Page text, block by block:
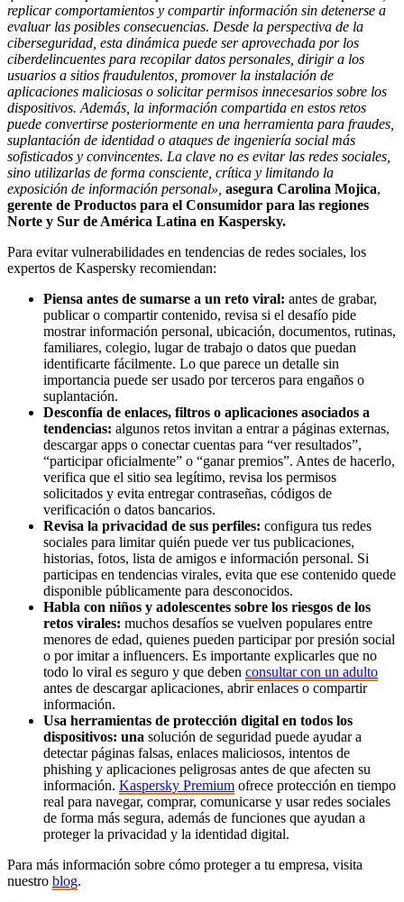
replicar comportamientos y compartir información sin detenerse a
evaluar las posibles consecuencias. Desde la perspectiva de la
ciberseguridad, esta dinámica puede ser aprovechada por los
ciberdelincuentes para recopilar datos personales, dirigir a los
usuarios a sitios fraudulentos, promover la instalación de
aplicaciones maliciosas o solicitar permisos innecesarios sobre los
dispositivos. Además, la información compartida en estos retos
puede convertirse posteriormente en una herramienta para fraudes,
suplantación de identidad o ataques de ingeniería social más
sofisticados y convincentes. La clave no es evitar las redes sociales,
sino utilizarlas de forma consciente, crítica y limitando la
exposición de información personal», asegura Carolina Mojica,
gerente de Productos para el Consumidor para las regiones
Norte y Sur de América Latina en Kaspersky.
Para evitar vulnerabilidades en tendencias de redes sociales, los
expertos de Kaspersky recomiendan:
Piensa antes de sumarse a un reto viral: antes de grabar,
publicar o compartir contenido, revisa si el desafío pide
mostrar información personal, ubicación, documentos, rutinas,
familiares, colegio, lugar de trabajo o datos que puedan
identificarte fácilmente. Lo que parece un detalle sin
importancia puede ser usado por terceros para engaños o
suplantación.
Desconfía de enlaces, filtros o aplicaciones asociados a
tendencias: algunos retos invitan a entrar a páginas externas,
descargar apps o conectar cuentas para “ver resultados”,
“participar oficialmente” o “ganar premios”. Antes de hacerlo,
verifica que el sitio sea legítimo, revisa los permisos
solicitados y evita entregar contraseñas, códigos de
verificación o datos bancarios.
Revisa la privacidad de sus perfiles: configura tus redes
sociales para limitar quién puede ver tus publicaciones,
historias, fotos, lista de amigos e información personal. Si
participas en tendencias virales, evita que ese contenido quede
disponible públicamente para desconocidos.
Habla con niños y adolescentes sobre los riesgos de los
retos virales: muchos desafíos se vuelven populares entre
menores de edad, quienes pueden participar por presión social
o por imitar a influencers. Es importante explicarles que no
todo lo viral es seguro y que deben consultar con un adulto
antes de descargar aplicaciones, abrir enlaces o compartir
información.
Usa herramientas de protección digital en todos los
dispositivos: una solución de seguridad puede ayudar a
detectar páginas falsas, enlaces maliciosos, intentos de
phishing y aplicaciones peligrosas antes de que afecten su
información. Kaspersky Premium ofrece protección en tiempo
real para navegar, comprar, comunicarse y usar redes sociales
de forma más segura, además de funciones que ayudan a
proteger la privacidad y la identidad digital.
Para más información sobre cómo proteger a tu empresa, visita
nuestro blog.